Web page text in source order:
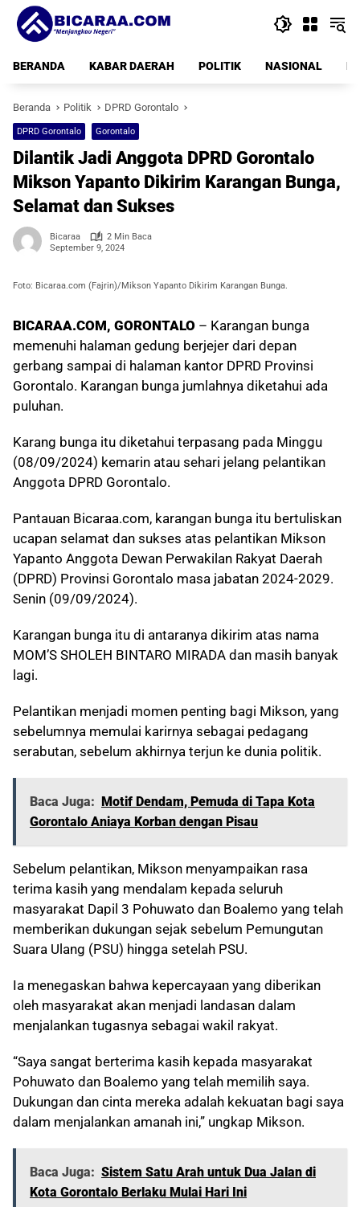
Langsung
konten
BERANDA
KABAR DAERAH POLITIK NASIONAL
Beranda Politik DPRD Gorontalo
DPRD Gorontalo Gorontalo
Dilantik Jadi Anggota DPRD Gorontalo
Mikson Yapanto Dikirim Karangan Bunga,
Selamat dan Sukses
Bicaraa
2 Min Baca
September 9, 2024
Foto: Bicaraa.com (Fajrin)/Mikson Yapanto Dikirim Karangan Bunga.
BICARAA.COM, GORONTALO – Karangan bunga
memenuhi halaman gedung berjejer dari depan
gerbang sampai di halaman kantor DPRD Provinsi
Gorontalo. Karangan bunga jumlahnya diketahui ada
puluhan.
Karang bunga itu diketahui terpasang pada Minggu
(08/09/2024) kemarin atau sehari jelang pelantikan
Anggota DPRD Gorontalo.
Pantauan Bicaraa.com, karangan bunga itu bertuliskan
ucapan selamat dan sukses atas pelantikan Mikson
Yapanto Anggota Dewan Perwakilan Rakyat Daerah
(DPRD) Provinsi Gorontalo masa jabatan 2024-2029.
Senin (09/09/2024).
Karangan bunga itu di antaranya dikirim atas nama
MOM’S SHOLEH BINTARO MIRADA dan masih banyak
lagi.
Pelantikan menjadi momen penting bagi Mikson, yang
sebelumnya memulai karirnya sebagai pedagang
serabutan, sebelum akhirnya terjun ke dunia politik.
Baca Juga: Motif Dendam, Pemuda di Tapa Kota
Gorontalo Aniaya Korban dengan Pisau
Sebelum pelantikan, Mikson menyampaikan rasa
terima kasih yang mendalam kepada seluruh
masyarakat Dapil 3 Pohuwato dan Boalemo yang telah
memberikan dukungan sejak sebelum Pemungutan
Suara Ulang (PSU) hingga setelah PSU.
Ia menegaskan bahwa kepercayaan yang diberikan
oleh masyarakat akan menjadi landasan dalam
menjalankan tugasnya sebagai wakil rakyat.
“Saya sangat berterima kasih kepada masyarakat
Pohuwato dan Boalemo yang telah memilih saya.
Dukungan dan cinta mereka adalah kekuatan bagi saya
dalam menjalankan amanah ini,” ungkap Mikson.
Baca Juga: Sistem Satu Arah untuk Dua Jalan di
Kota Gorontalo Berlaku Mulai Hari Ini